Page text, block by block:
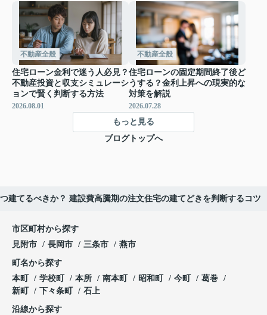
不動産全般
住宅ローン金利で迷う人必見？
不動産投資と収支シミュレーシ
ョンで賢く判断する方法
2026.08.01
不動産全般
住宅ローンの固定期間終了後ど
うする？金利上昇への現実的な
対策を解説
2026.07.28
もっと見る
ブログトップへ
建てるべきか？ 建設費高騰期の注文住宅の建てどきを判断するコツ
市区町村から探す
見附市
長岡市 三条市 燕市
町名から探す
本町
学校町 本所 南本町 昭和町 今町
葛巻
新町
下々条町 石上
沿線から探す